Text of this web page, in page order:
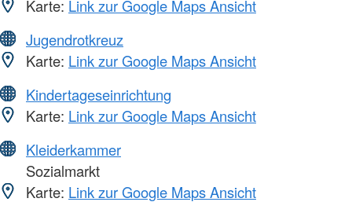
Karte: Link zur Google Maps Ansicht
Jugendrotkreuz
Karte: Link zur Google Maps Ansicht
Kindertageseinrichtung
Karte: Link zur Google Maps Ansicht
Kleiderkammer
Sozialmarkt
Karte: Link zur Google Maps Ansicht